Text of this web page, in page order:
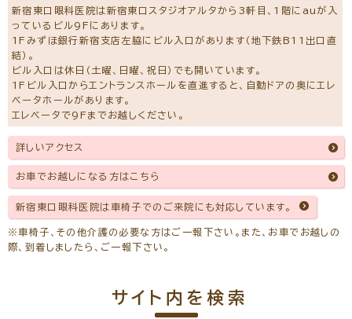
新宿東口眼科医院は新宿東口スタジオアルタから3軒目、1階にauが入
っているビル9Fにあります。
1Fみずほ銀行新宿支店左脇にビル入口があります（地下鉄B11出口直
結）。
ビル入口は休日（土曜、日曜、祝日）でも開いています。
1Fビル入口からエントランスホールを直進すると、自動ドアの奥にエレ
ベータホールがあります。
エレベータで9Fまでお越しください。
詳しいアクセス
お車でお越しになる方はこちら
新宿東口眼科医院は車椅子でのご来院にも対応しています。
※車椅子、その他介護の必要な方はご一報下さい。また、お車でお越しの
際、到着しましたら、ご一報下さい。
サイト内を検索